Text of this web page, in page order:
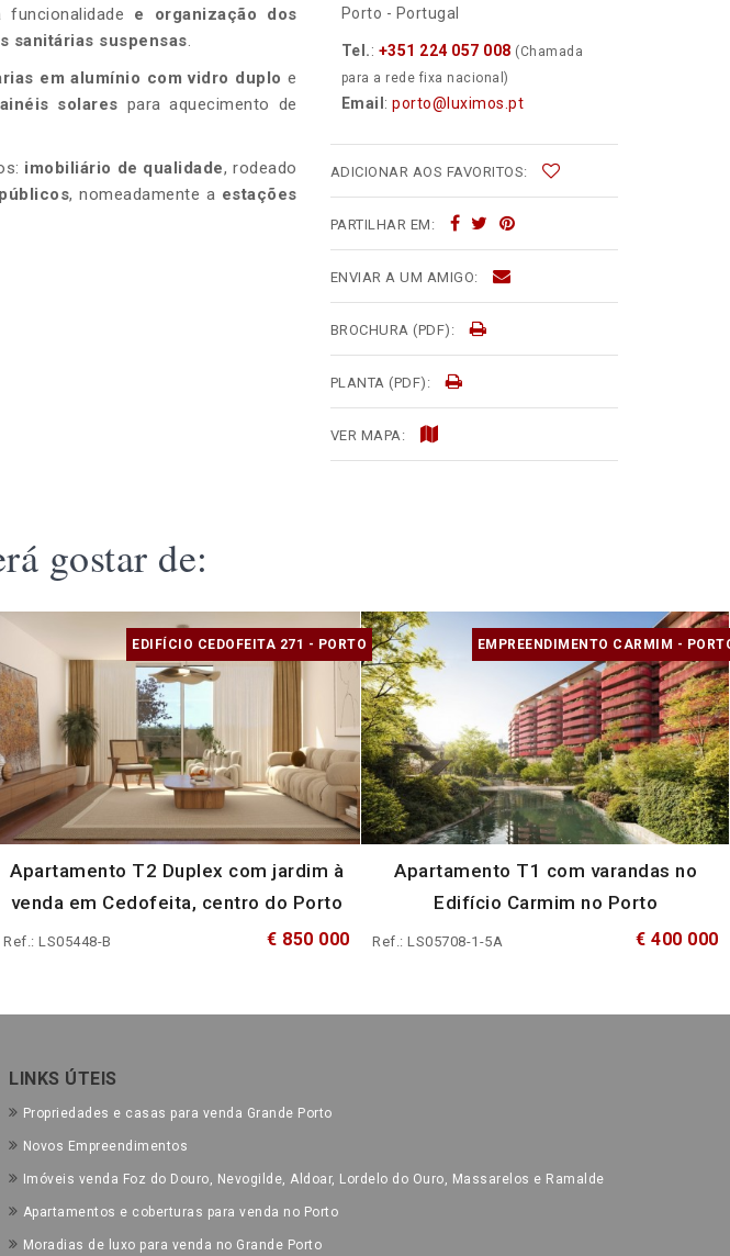
e organização dos
sanitárias suspensas.
em alumínio com vidro duplo e
solares para aquecimento de
imobiliário de qualidade, rodeado
, nomeadamente a estações
Porto - Portugal
Tel.: +351 224 057 008 (Chamada
para a rede fixa nacional)
Email : porto@luximos.pt
ADICIONAR AOS FAVORITOS:
PARTILHAR EM:
ENVIAR A UM AMIGO:
BROCHURA (PDF):
PLANTA (PDF):
VER MAPA:
gostar de:
EDIFÍCIO CEDOFEITA 271 - PORTO
Apartamento T2 Duplex com jardim à
venda em Cedofeita, centro do Porto
Ref.: LS05448-B € 850 000
EMPREENDIMENTO CARMIM -
Apartamento T1 com varandas no
Edifício Carmim no Porto
Ref.: LS05708-1-5A € 400 000
LINKS ÚTEIS
Propriedades e casas para venda Grande Porto
Novos Empreendimentos
Imóveis venda Foz do Douro, Nevogilde, Aldoar, Lordelo do Ouro, Massarelos e Ramalde
Apartamentos e coberturas para venda no Porto
Moradias de luxo para venda no Grande Porto